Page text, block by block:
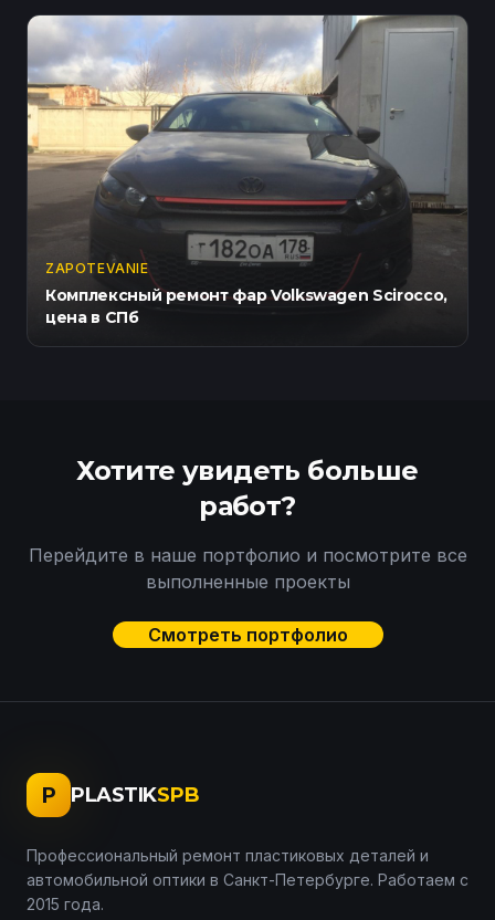
ZAPOTEVANIE
Комплексный ремонт фар Volkswagen Scirocco,
цена в СПб
Хотите увидеть больше
работ?
Перейдите в наше портфолио и посмотрите все
выполненные проекты
Смотреть портфолио
P PLASTIKSPB
Профессиональный ремонт пластиковых деталей и
автомобильной оптики в Санкт-Петербурге. Работаем с
2015 года.